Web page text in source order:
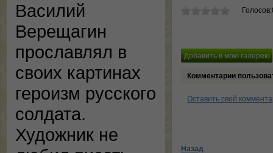
Василий
Верещагин
прославлял в
своих картинах
героизм русского
солдата.
Художник не
Комментарии
Оставить свой
Назад